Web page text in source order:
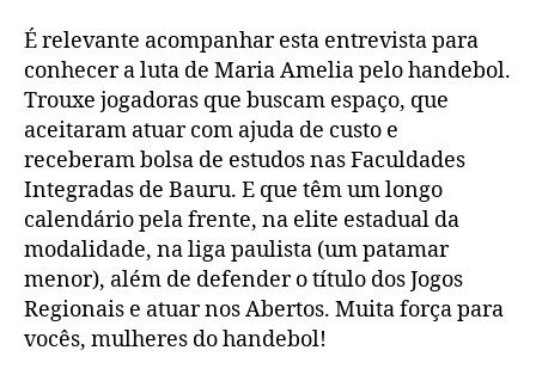
É relevante acompanhar esta entrevista para
conhecer a luta de Maria Amelia pelo handebol.
Trouxe jogadoras que buscam espaço, que
aceitaram atuar com ajuda de custo e
receberam bolsa de estudos nas Faculdades
Integradas de Bauru. E que têm um longo
calendário pela frente, na elite estadual da
modalidade, na liga paulista (um patamar
menor), além de defender o título dos Jogos
Regionais e atuar nos Abertos. Muita força para
vocês, mulheres do handebol!